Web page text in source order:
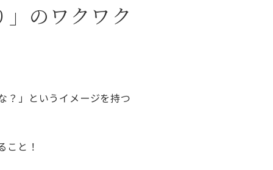
のワクワク
？」というイメージを持つ
こと！